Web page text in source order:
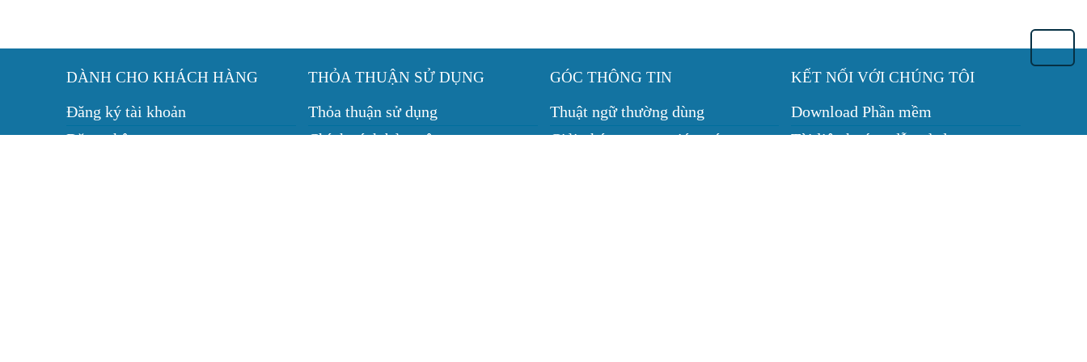
DÀNH CHO KHÁCH HÀNG
Đăng ký tài khoản
Đăng nhập
THỎA THUẬN SỬ DỤNG
Thỏa thuận sử dụng
Chính sách bảo mật
GÓC THÔNG TIN
Thuật ngữ thường dùng
Giải pháp camera giám sát
KẾT NỐI VỚI CHÚNG TÔI
Download Phần mềm
Tài liệu hướng dẫn sử dụng